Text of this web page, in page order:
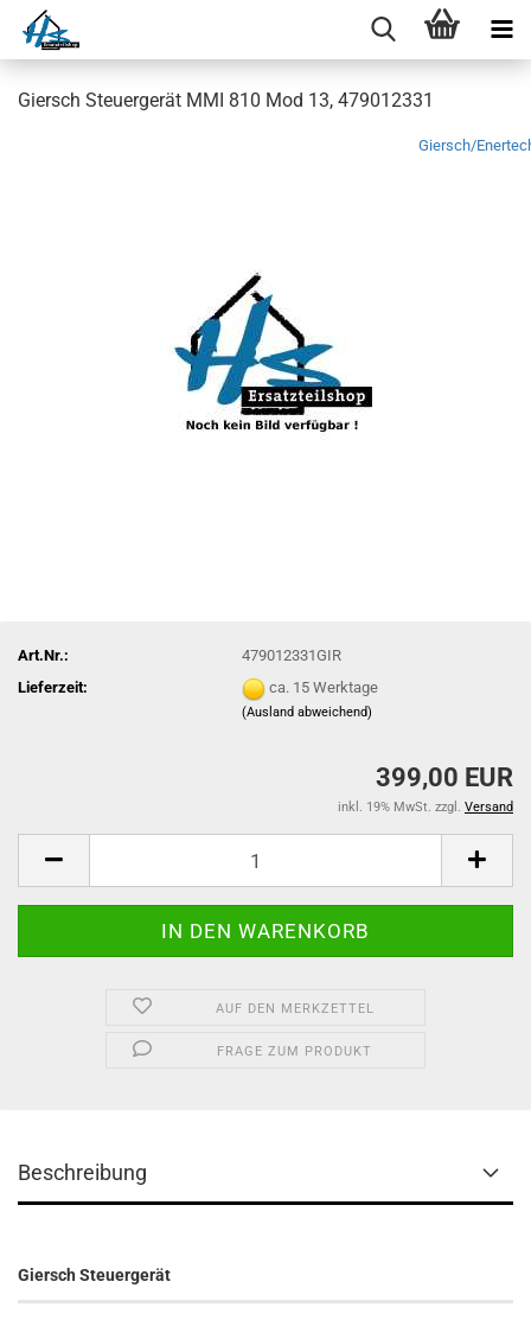
Giersch Steuergerät MMI 810 Mod 13, 479012331
Giersch/
Art.Nr.:
479012331GIR
Lieferzeit:
ca. 15 Werktage
(Ausland abweichend)
399,00 EUR
inkl. 19% MwSt. zzgl. Versand
AUF DEN MERKZETTEL
FRAGE ZUM PRODUKT
Beschreibung
Giersch Steuergerät